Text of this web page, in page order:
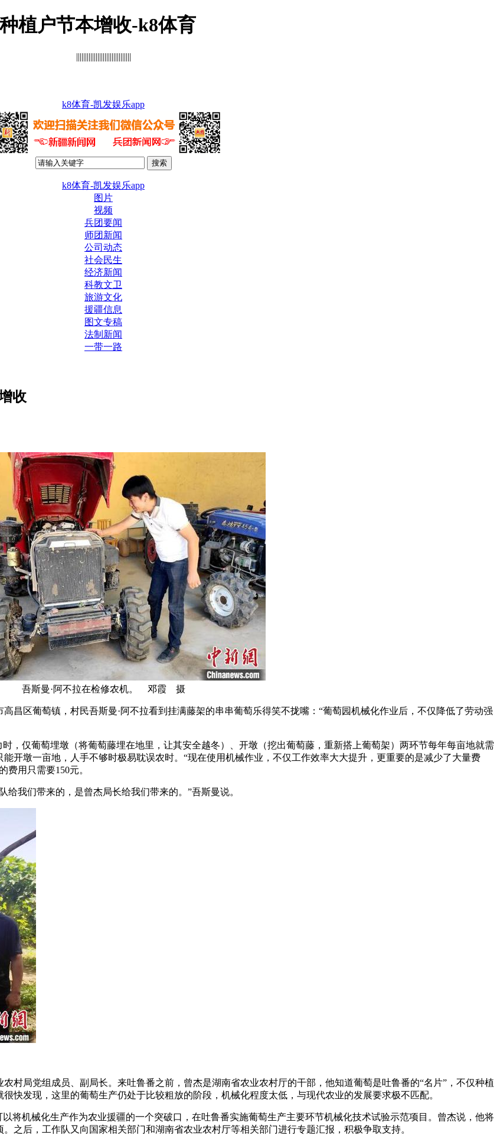
植户节本增收-k8体育
|||||||||||||||||||||||||||||||
k8体育-凯发娱乐app
k8体育-凯发娱乐app
图片
视频
兵团要闻
师团新闻
公司动态
社会民生
经济新闻
科教文卫
旅游文化
援疆信息
图文专稿
法制新闻
一带一路
收
吾斯曼·阿不拉在检修农机。 邓霞 摄
区葡萄镇，村民吾斯曼·阿不拉看到挂满藤架的串串葡萄乐得笑不拢嘴：“葡萄园机械化作业后，不仅降低了劳动强
仅葡萄埋墩（将葡萄藤埋在地里，让其安全越冬）、开墩（挖出葡萄藤，重新搭上葡萄架）两环节每年每亩地就需
开墩一亩地，人手不够时极易耽误农时。“现在使用机械作业，不仅工作效率大大提升，更重要的是减少了大量费
费用只需要150元。
我们带来的，是曾杰局长给我们带来的。”吾斯曼说。
局党组成员、副局长。来吐鲁番之前，曾杰是湖南省农业农村厅的干部，他知道葡萄是吐鲁番的“名片”，不仅种植
快发现，这里的葡萄生产仍处于比较粗放的阶段，机械化程度太低，与现代农业的发展要求极不匹配。
机械化生产作为农业援疆的一个突破口，在吐鲁番实施葡萄生产主要环节机械化技术试验示范项目。曾杰说，他将
之后，工作队又向国家相关部门和湖南省农业农村厅等相关部门进行专题汇报，积极争取支持。